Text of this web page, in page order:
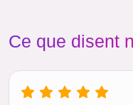
Ce que disent